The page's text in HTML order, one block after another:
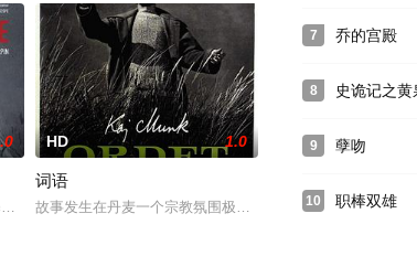
and S
谋杀和年轻证人戏剧故事。
HD 1.0
词语
故事发生在丹麦一个宗教氛围极浓的村子里，农夫波根有
7 乔的宫殿
8 史诡记之黄
9 孽吻
10 职棒双雄